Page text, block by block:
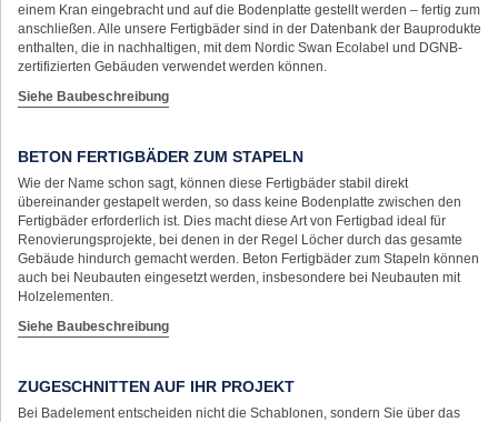
einem Kran eingebracht und auf die Bodenplatte gestellt werden – fertig zum
anschließen. Alle unsere Fertigbäder sind in der Datenbank der Bauprodukte
enthalten, die in nachhaltigen, mit dem Nordic Swan Ecolabel und DGNB-
zertifizierten Gebäuden verwendet werden können.
Siehe Baubeschreibung
BETON FERTIGBÄDER ZUM STAPELN
Wie der Name schon sagt, können diese Fertigbäder stabil direkt
übereinander gestapelt werden, so dass keine Bodenplatte zwischen den
Fertigbäder erforderlich ist. Dies macht diese Art von Fertigbad ideal für
Renovierungsprojekte, bei denen in der Regel Löcher durch das gesamte
Gebäude hindurch gemacht werden. Beton Fertigbäder zum Stapeln können
auch bei Neubauten eingesetzt werden, insbesondere bei Neubauten mit
Holzelementen.
Siehe Baubeschreibung
ZUGESCHNITTEN AUF IHR PROJEKT
Bei Badelement entscheiden nicht die Schablonen, sondern Sie über das